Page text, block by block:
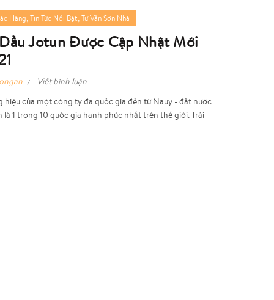
Hãng, Tin Tức Nổi Bật, Tư Vấn Sơn Nhà
Jotun Được Cập Nhật Mới
Viết bình luận
hiệu của một công ty đa quốc gia đến từ Nauy - đất nước
1 trong 10 quốc gia hạnh phúc nhất trên thế giới. Trải